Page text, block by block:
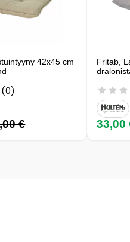
42x45 cm
(0)
€
Fritab,
33,00